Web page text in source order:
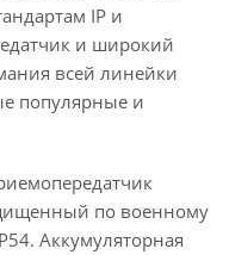
IP и
и широкий
всей линейки
популярные и
по военному
Аккумуляторная